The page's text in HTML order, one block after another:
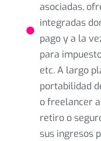
asociadas,
integradas
pago y a la
para
etc. A largo
portabilidad
o freelancer
retiro o
sus ingresos